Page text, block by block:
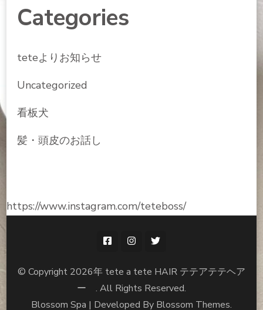
Categories
teteよりお知らせ
Uncategorized
看板犬
髪・頭皮のお話し
https://www.instagram.com/teteboss/
© Copyright 2026年 tete a tete HAIR テテアテテヘア
ー . All Rights Reserved.
Blossom Spa | Developed By Blossom Themes.